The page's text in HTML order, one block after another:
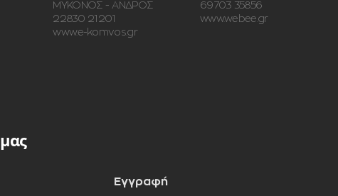
ΜΥΚΟΝΟΣ - ΑΝΔΡΟΣ
22830 21201
www.e-komvos.gr
69703 35856
www.webee.gr